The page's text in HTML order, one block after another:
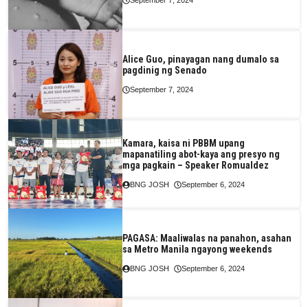
Alice Guo, pinayagan nang dumalo sa
pagdinig ng Senado
September 7, 2024
Kamara, kaisa ni PBBM upang
mapanatiling abot-kaya ang presyo ng
mga pagkain – Speaker Romualdez
BNG JOSH September 6, 2024
PAGASA: Maaliwalas na panahon, asahan
sa Metro Manila ngayong weekends
BNG JOSH September 6, 2024